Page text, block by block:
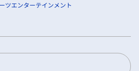
ツエンターテインメント